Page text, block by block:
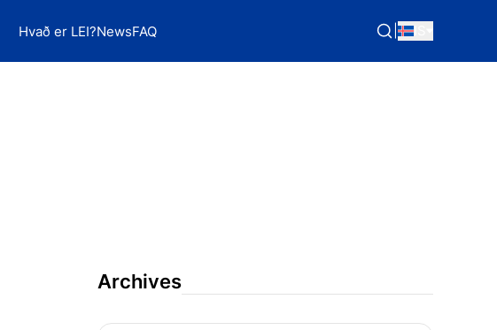
Hvað er LEI?NewsFAQ
Archives